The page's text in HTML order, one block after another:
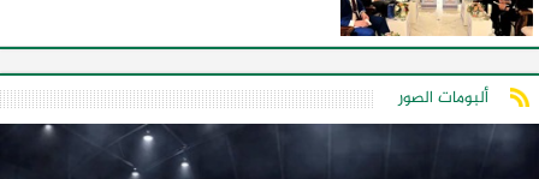
ألبومات الصور